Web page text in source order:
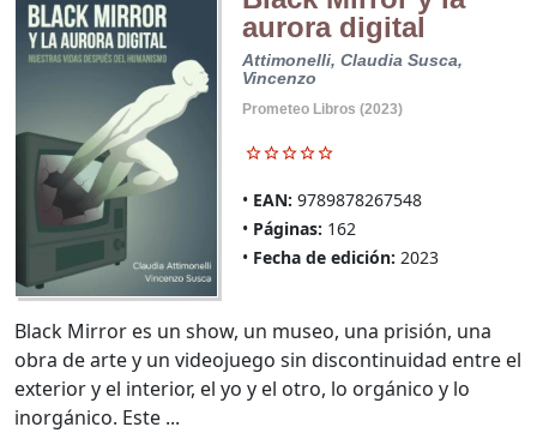
aurora digital
Attimonelli, Claudia Susca,
Vincenzo
Prometeo Libros (2023)
EAN: 9789878267548
Páginas: 162
Fecha de edición: 2023
Black Mirror es un show, un museo, una prisión, una
obra de arte y un videojuego sin discontinuidad entre el
exterior y el interior, el yo y el otro, lo orgánico y lo
inorgánico. Este ...